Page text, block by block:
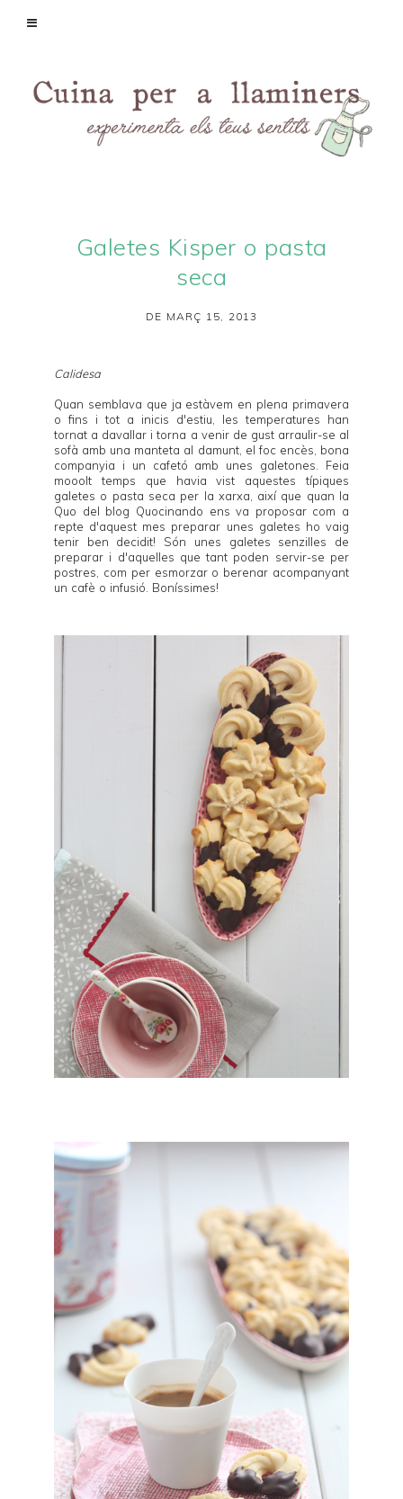
Galetes Kisper o pasta
seca
DE MARÇ 15, 2013
Calidesa
Quan semblava que ja estàvem en plena primavera
o fins i tot a inicis d'estiu, les temperatures han
tornat a davallar i torna a venir de gust arraulir-se al
sofà amb una manteta al damunt, el foc encès, bona
companyia i un cafetó amb unes galetones. Feia
mooolt temps que havia vist aquestes típiques
galetes o pasta seca per la xarxa, així que quan la
Quo del blog Quocinando ens va proposar com a
repte d'aquest mes preparar unes galetes ho vaig
tenir ben decidit! Són unes galetes senzilles de
preparar i d'aquelles que tant poden servir-se per
postres, com per esmorzar o berenar acompanyant
un cafè o infusió. Boníssimes!